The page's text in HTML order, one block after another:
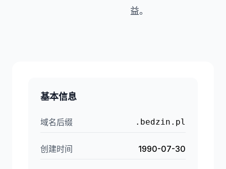
益。
基本信息
域名后缀 .bedzin.pl
创建时间 1990-07-30